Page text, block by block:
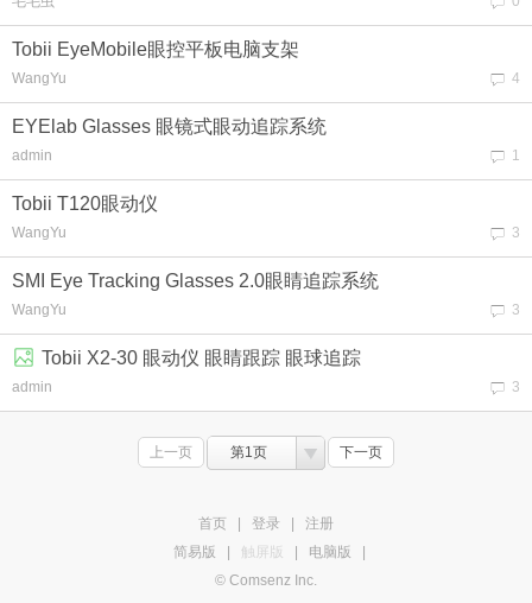
4
Tobii EyeMobile眼控平板电脑支架
WangYu
1
EYElab Glasses 眼镜式眼动追踪系统
admin
3
Tobii T120眼动仪
WangYu
3
SMI Eye Tracking Glasses 2.0眼睛追踪系统
WangYu
3
Tobii X2-30 眼动仪 眼睛跟踪 眼球追踪
admin
上一页 第1页 下一页
首页 登录
注册
简易版
触屏版 电脑版
© Comsenz Inc.